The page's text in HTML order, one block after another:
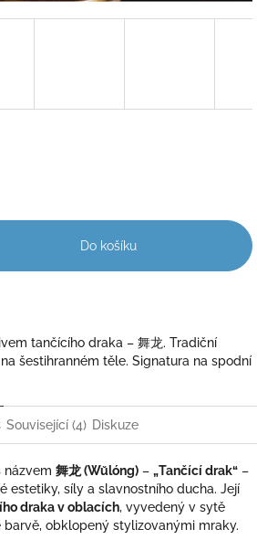
Do košíku
tančícího draka – 舞龙. Tradiční
šestihranném těle. Signatura na spodní
Související (4) Diskuze
názvem 舞龙 (Wǔlóng) – „Tančící drak“ –
estetiky, síly a slavnostního ducha. Její
draka v oblacích, vyvedený v sytě
barvě, obklopený stylizovanými mraky.